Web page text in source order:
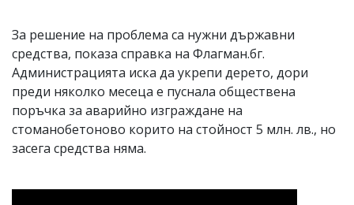
За решение на проблема са нужни държавни
средства, показа справка на Флагман.бг.
Администрацията иска да укрепи дерето, дори
преди няколко месеца е пуснала обществена
поръчка за аварийно изграждане на
стоманобетоново корито на стойност 5 млн. лв., но
засега средства няма.